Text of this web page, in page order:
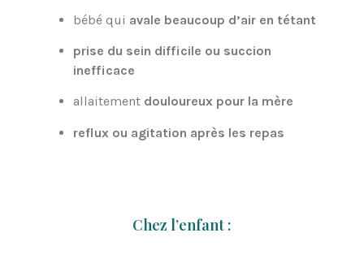
bébé qui avale beaucoup d’air en tétant
prise du sein difficile ou succion
inefficace
allaitement douloureux pour la mère
reflux ou agitation après les repas
Chez l’enfant :